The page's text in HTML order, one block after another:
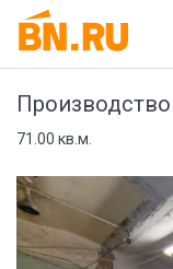
Производство
71.00 кв.м.